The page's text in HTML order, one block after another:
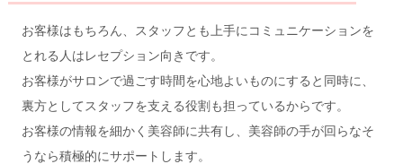
お客様はもちろん、スタッフとも上手にコミュニケーションを
とれる人はレセプション向きです。
お客様がサロンで過ごす時間を心地よいものにすると同時に、
裏方としてスタッフを支える役割も担っているからです。
お客様の情報を細かく美容師に共有し、美容師の手が回らなそ
うなら積極的にサポートします。